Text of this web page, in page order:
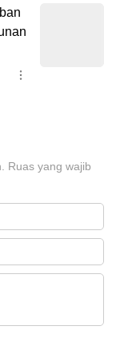
Ruas yang wajib